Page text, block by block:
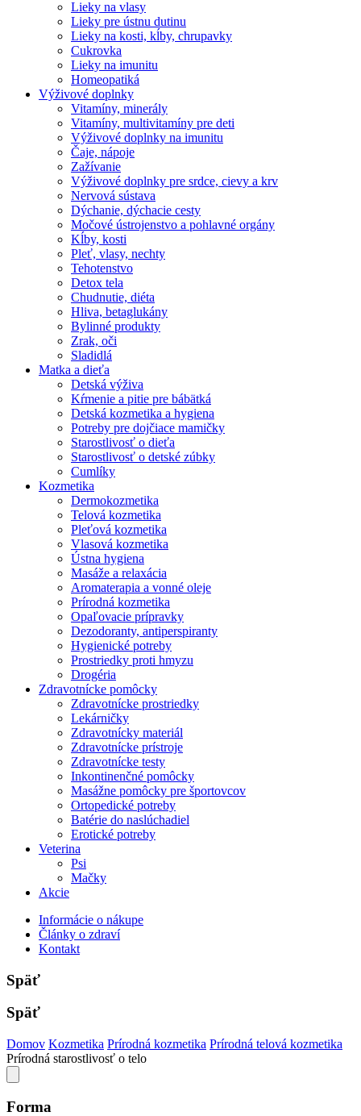
Lieky na vlasy
Lieky pre ústnu dutinu
Lieky na kosti, kĺby, chrupavky
Cukrovka
Lieky na imunitu
Homeopatiká
Výživové doplnky
Vitamíny, minerály
Vitamíny, multivitamíny pre deti
Výživové doplnky na imunitu
Čaje, nápoje
Zažívanie
Výživové doplnky pre srdce, cievy a krv
Nervová sústava
Dýchanie, dýchacie cesty
Močové ústrojenstvo a pohlavné orgány
Kĺby, kosti
Pleť, vlasy, nechty
Tehotenstvo
Detox tela
Chudnutie, diéta
Hliva, betaglukány
Bylinné produkty
Zrak, oči
Sladidlá
Matka a dieťa
Detská výživa
Kŕmenie a pitie pre bábätká
Detská kozmetika a hygiena
Potreby pre dojčiace mamičky
Starostlivosť o dieťa
Starostlivosť o detské zúbky
Cumlíky
Kozmetika
Dermokozmetika
Telová kozmetika
Pleťová kozmetika
Vlasová kozmetika
Ústna hygiena
Masáže a relaxácia
Aromaterapia a vonné oleje
Prírodná kozmetika
Opaľovacie prípravky
Dezodoranty, antiperspiranty
Hygienické potreby
Prostriedky proti hmyzu
Drogéria
Zdravotnícke pomôcky
Zdravotnícke prostriedky
Lekárničky
Zdravotnícky materiál
Zdravotnícke prístroje
Zdravotnícke testy
Inkontinenčné pomôcky
Masážne pomôcky pre športovcov
Ortopedické potreby
Batérie do naslúchadiel
Erotické potreby
Veterina
Psi
Mačky
Akcie
Informácie o nákupe
Články o zdraví
Kontakt
Späť
Späť
Domov Kozmetika Prírodná kozmetika Prírodná telová kozmetika
Prírodná starostlivosť o telo
Forma